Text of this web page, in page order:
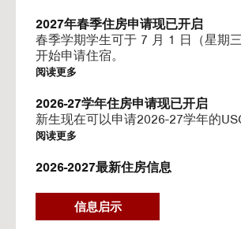
V
I
D
E
O
2027年春季住房申请现已开启
春季学期学生可于 7 月 1 日（星期
开始申请住宿。
阅读更多
2026-27学年住房申请现已开启
新生现在可以申请2026-27学年的
阅读更多
2026-2027最新住房信息
信息启示